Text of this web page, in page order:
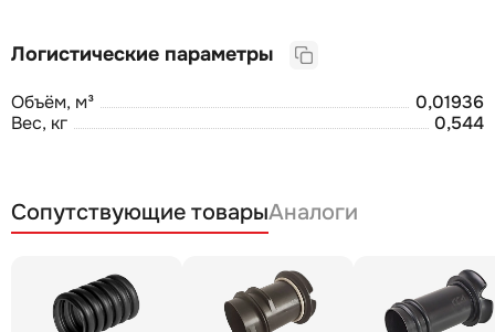
Логистические параметры
Объём, м³
0,01936
Вес, кг
0,544
Сопутствующие товарыАналоги